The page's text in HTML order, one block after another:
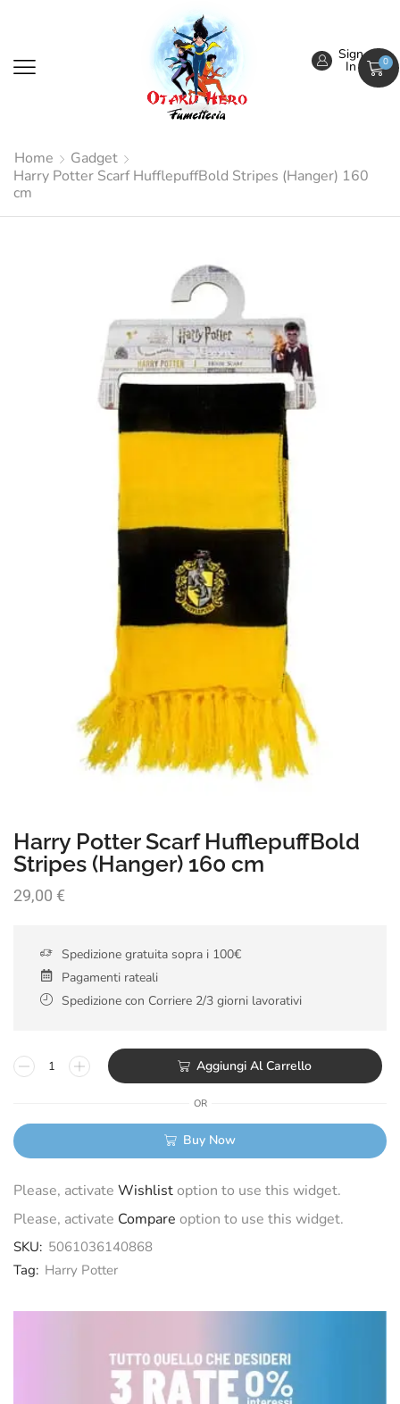
Sign
In 0
Home
Gadget
Harry Potter Scarf HufflepuffBold Stripes (Hanger) 160
cm
Harry Potter Scarf HufflepuffBold
Stripes (Hanger) 160 cm
29,00 €
Spedizione gratuita sopra i 100€
Pagamenti rateali
Spedizione con Corriere 2/3 giorni lavorativi
Aggiungi Al Carrello
OR
Buy Now
Please, activate Wishlistoption to use this widget.
Please, activate Compare option to use this widget.
SKU: 5061036140868
Tag: Harry Potter